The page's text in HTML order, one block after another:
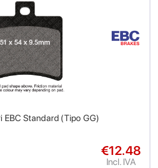
EBC Standard (Tipo GG)
€12.48
Incl. IVA